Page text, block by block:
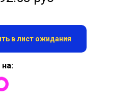
в лист ожидания
на: